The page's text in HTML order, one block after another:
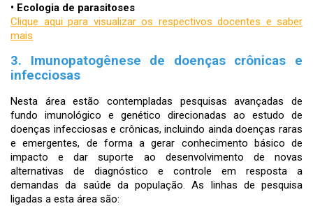
• Ecologia de parasitoses
Clique aqui para visualizar os respectivos docentes e saber
mais
3. Imunopatogênese de doenças crônicas e
infecciosas
Nesta área estão contempladas pesquisas avançadas de
fundo imunológico e genético direcionadas ao estudo de
doenças infecciosas e crônicas, incluindo ainda doenças raras
e emergentes, de forma a gerar conhecimento básico de
impacto e dar suporte ao desenvolvimento de novas
alternativas de diagnóstico e controle em resposta a
demandas da saúde da população. As linhas de pesquisa
ligadas a esta área são: